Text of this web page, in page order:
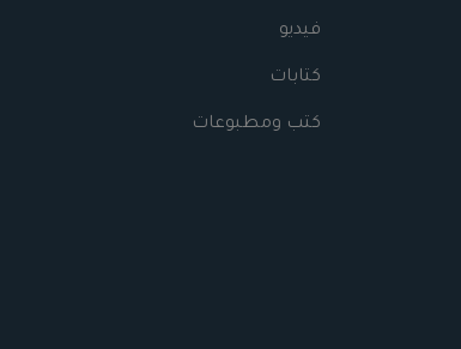
فيديو
كتابات
كتب ومطبوعات